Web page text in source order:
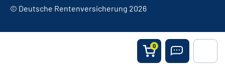
0
© Deutsche Rentenversicherung 2026